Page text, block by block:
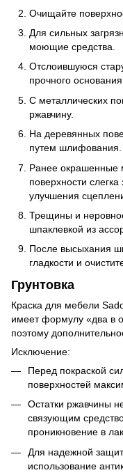
Очищайте
Для сильных
моющие средства.
Отслоившуюся
прочного
С металлических
ржавчину.
На деревянных
путем шлифования.
Ранее окрашенные
поверхности
улучшения
Трещины и
шпаклевкой из
После высыхания
гладкости и
Грунтовка
Краска для мебели
имеет формулу «два в
поэтому
Исключение:
Перед покраской
поверхностей
Остатки ржавчины
связующим
проникновение в
Для надежной
использование